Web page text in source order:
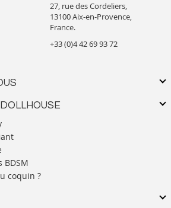
BDSM
coquin ?
27, rue des Cordeliers,
13100 Aix-en-Provence,
France.
+33 (0)4 42 69 93 72